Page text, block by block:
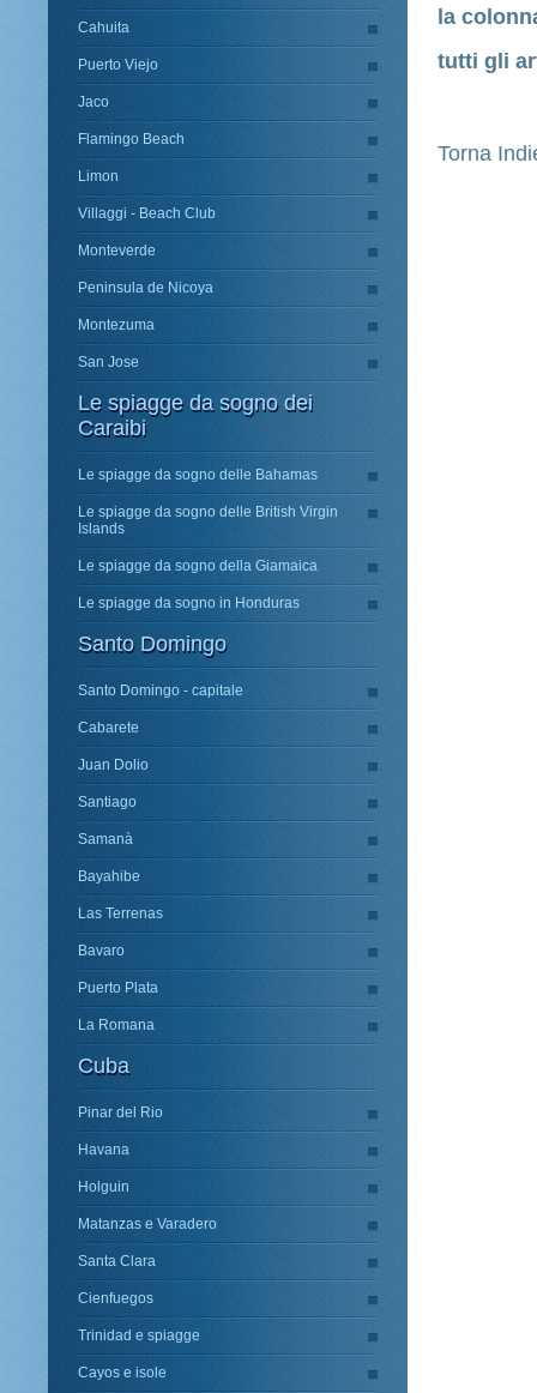
Cahuita
Puerto Viejo
Jaco
Flamingo Beach
Limon
Villaggi - Beach Club
Monteverde
Peninsula de Nicoya
Montezuma
San Jose
Le spiagge da sogno dei
Caraibi
Le spiagge da sogno delle Bahamas
Le spiagge da sogno delle British Virgin
Islands
Le spiagge da sogno della Giamaica
Le spiagge da sogno in Honduras
Santo Domingo
Santo Domingo - capitale
Cabarete
Juan Dolio
Santiago
Samanà
Bayahibe
Las Terrenas
Bavaro
Puerto Plata
La Romana
Cuba
Pinar del Rio
Havana
Holguin
Matanzas e Varadero
Santa Clara
Cienfuegos
Trinidad e spiagge
Cayos e isole
la
tutti gli
Torna